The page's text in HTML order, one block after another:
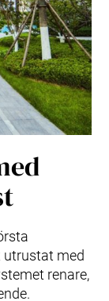
utrustat med
renare,